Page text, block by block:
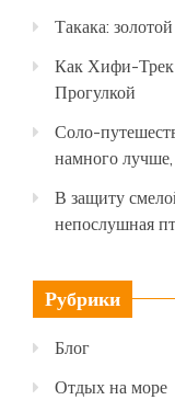
Такака:
Как Хифи-Трек
Прогулкой
Соло-
намного
В защиту
непослушная
Рубрики
Блог
Отдых на море